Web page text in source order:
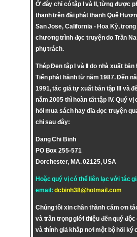
Ở đây chỉ có tập I và II, từng được
thanh trên đài phát thanh Quê
San Jose, California - Hoa Kỳ, trong
chương trình đọc truyện do Trần
phụ trách.
Thép Đen tập I và II do nhà xuất bản
Tiến phát hành từ năm 1987. Đến
1991, tác giả tự xuất bản tập III và
năm 2005 thì hoàn tất tập IV. Quý vị
hỏi mua sách hay dĩa đọc truyện
chỉ sau đây:
Dang Chi Binh
PO Box 255-571
Dorchester, MA. 02125, USA
Hoặc quý vị có thể liên lạc với tác
email:dcbinh38@hotmail.com
Chúng tôi xin chân thành cám ơn
và trân trọng giới thiệu đến quý độc
và thính giả khắp nơi một bộ hồi ký